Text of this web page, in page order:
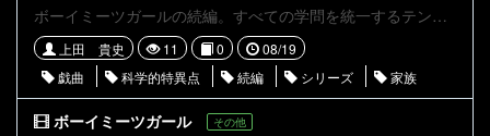
ボーイミーツガールの続編。すべての学問を統一するテンプレート方程式。それをAIが読み込んでおきた科学的特異点。 ボンドは、リタを救う名目で思想に染まった者たちを襲撃していた。それは、同時に多くの賛同を得ることになった。襲撃から逃れるため、遂にリタは武力蜂起を決意する。それから、1年後の話。とある町外れの一軒家に、少し変わったアンドロイドと2人の聡明な姉妹が住んでいた
上田 貴史 11 0
08/19
戯曲
科学的特異点 続編 シリーズ 家族
ボーイミーツガール その他